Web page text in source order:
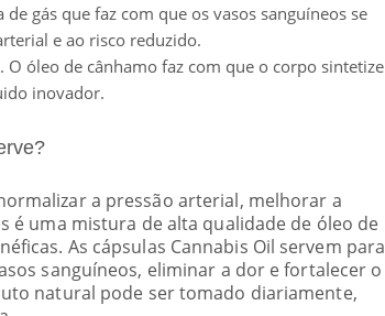
gás que faz com que os vasos sanguíneos se
e ao risco reduzido.
óleo de cânhamo faz com que o corpo sintetize
inovador.
a pressão arterial, melhorar a
uma mistura de alta qualidade de óleo de
As cápsulas Cannabis Oil servem para
sanguíneos, eliminar a dor e fortalecer o
natural pode ser tomado diariamente,